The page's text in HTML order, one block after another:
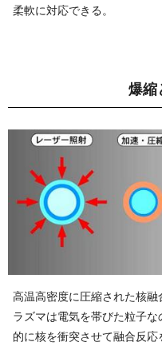
柔軟に対応できる。
爆縮
高温高密度に圧縮された核
ラズマは電気を帯びた粒子
的に核を衝突させて融合反